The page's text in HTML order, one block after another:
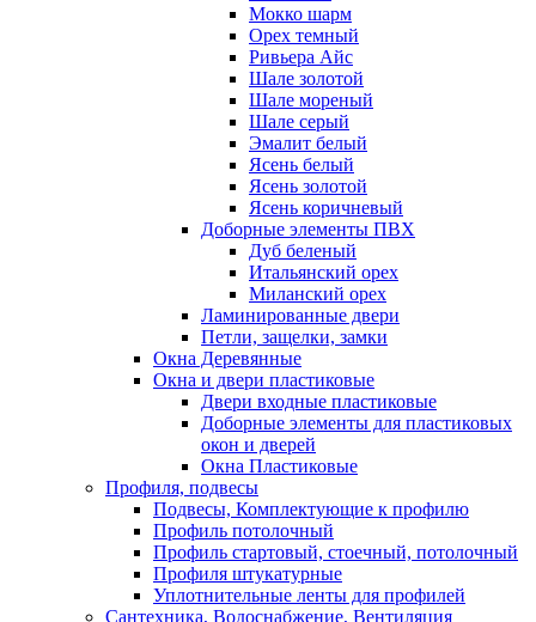
Мокко шарм
Орех темный
Ривьера Айс
Шале золотой
Шале мореный
Шале серый
Эмалит белый
Ясень белый
Ясень золотой
Ясень коричневый
Доборные элементы ПВХ
Дуб беленый
Итальянский орех
Миланский орех
Ламинированные двери
Петли, защелки, замки
Окна Деревянные
Окна и двери пластиковые
Двери входные пластиковые
Доборные элементы для пластиковых
окон и дверей
Окна Пластиковые
Профиля, подвесы
Подвесы, Комплектующие к профилю
Профиль потолочный
Профиль стартовый, стоечный, потолочный
Профиля штукатурные
Уплотнительные ленты для профилей
Сантехника, Водоснабжение, Вентиляция